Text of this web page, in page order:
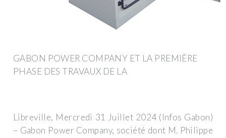
GABON POWER COMPANY ET LA PREMIÈRE
PHASE DES TRAVAUX DE LA
Libreville, Mercredi 31 Juillet 2024 (Infos Gabon)
– Gabon Power Company, société dont M. Philippe